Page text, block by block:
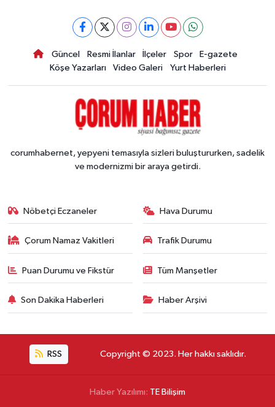
Güncel Resmi İlanlar İlçeler Spor
E-gazete
Köşe Yazarları
Video Galeri Yurt Haberleri
corumhabernet, yepyeni temasıyla sizleri buluştururken, sadelik
ve modernizmi bir araya getirdi.
Nöbetçi Eczaneler Hava Durumu
Çorum Namaz Vakitleri Trafik Durumu
Puan Durumu ve Fikstür Tüm Manşetler
Son Dakika Haberleri Haber Arşivi
RSS Copyright © 2023. Her hakkı saklıdır.
Haber Yazılımı: TE Bilişim